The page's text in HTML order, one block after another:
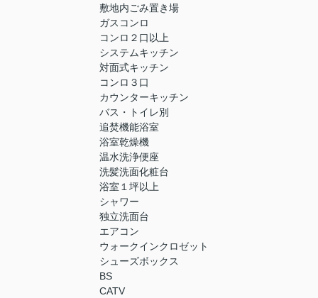
敷地内ごみ置き場
ガスコンロ
コンロ２口以上
システムキッチン
対面式キッチン
コンロ３口
カウンターキッチン
バス・トイレ別
追焚機能浴室
浴室乾燥機
温水洗浄便座
洗髪洗面化粧台
浴室１坪以上
シャワー
独立洗面台
エアコン
ウォークインクロゼット
シューズボックス
BS
CATV